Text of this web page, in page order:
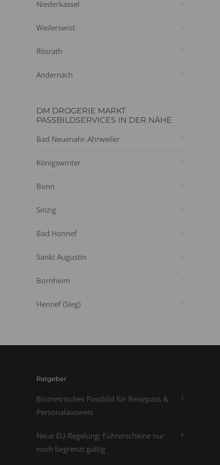
Niederkassel
Weilerswist
Rösrath
Andernach
DM DROGERIE MARKT
PASSBILDSERVICES IN DER NÄHE
Bad Neuenahr-Ahrweiler
Königswinter
Bonn
Sinzig
Bad Honnef
Sankt Augustin
Bornheim
Hennef (Sieg)
Ratgeber
Biometrisches Passbild für Reisepass &
Personalausweis
Neue EU-Regelung: Führerscheine nur
noch begrenzt gültig